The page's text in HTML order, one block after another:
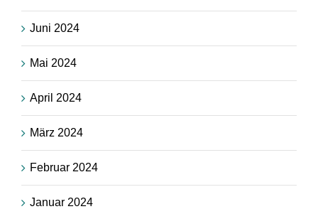
Juni 2024
Mai 2024
April 2024
März 2024
Februar 2024
Januar 2024